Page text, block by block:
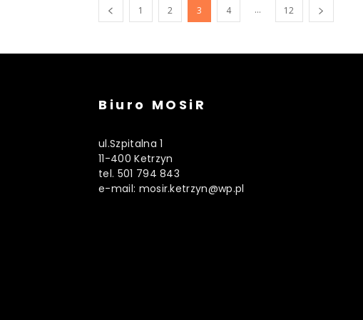
1 2 3 4 ... 12
Biuro MOSiR
ul.Szpitalna 1
11-400 Ketrzyn
tel. 501 794 843
e-mail: mosir.ketrzyn@wp.pl